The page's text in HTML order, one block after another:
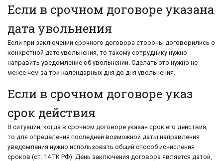
Если в срочном договоре указана
дата увольнения
Если при заключении срочного договора стороны договорились о
конкретной дате увольнения, то такому сотруднику нужно
направить уведомление об увольнении. Сделать это нужно не
менее чем за три календарных дня до дня увольнения.
Если в срочном договоре указ
срок действия
В ситуации, когда в срочном договоре указан срок его действия,
то для определения последней возможной даты направления
уведомления нужно использовать общий способ исчисления
сроков (ст. 14 ТК РФ). День заключения договора является датой,